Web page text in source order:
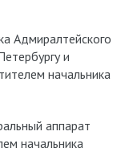
Адмиралтейского
и
начальника
аппарат
начальника